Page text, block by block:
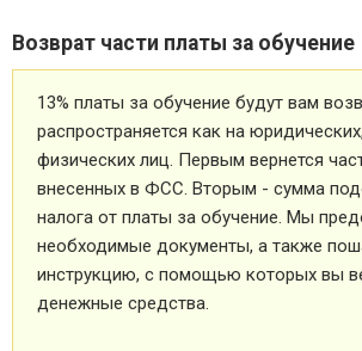
Возврат части платы за обучение
13% платы за обучение будут вам
распространяется как на
физических лиц. Первым вернется
внесенных в ФСС. Вторым - сумма
налога от платы за обучение. Мы
необходимые документы, а также
инструкцию, с помощью которых вы
денежные средства.